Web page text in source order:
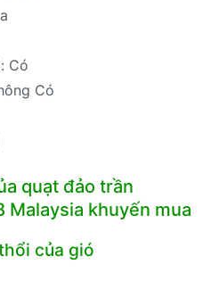
Có
Có
quạt đảo trần
Malaysia khuyến mua
của gió